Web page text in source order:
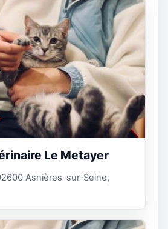
Le Metayer
Asnières-sur-Seine,